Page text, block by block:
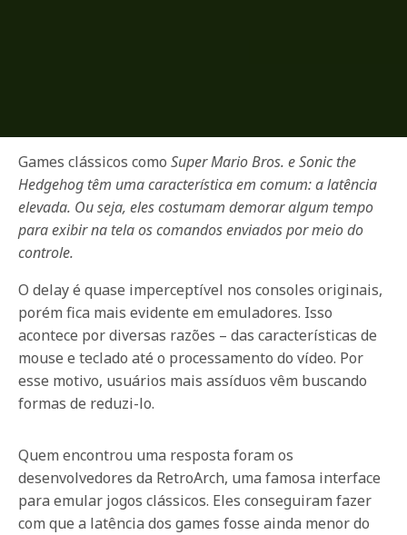
Games clássicos comoSuper Mario Bros. e Sonic the
Hedgehog têm uma característica em comum: a latência
elevada. Ou seja, eles costumam demorar algum tempo
para exibir na tela os comandos enviados por meio do
controle.
O delay é quase imperceptível nos consoles originais,
porém fica mais evidente em emuladores. Isso
acontece por diversas razões – das características de
mouse e teclado até o processamento do vídeo. Por
esse motivo, usuários mais assíduos vêm buscando
formas de reduzi-lo.
Quem encontrou uma resposta foram os
desenvolvedores da RetroArch, uma famosa interface
para emular jogos clássicos. Eles conseguiram fazer
com que a latência dos games fosse ainda menor do